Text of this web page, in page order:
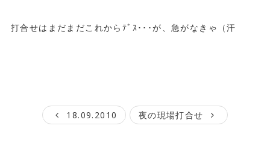
打合せはまだまだこれからﾃﾞｽ･･･が、急がなきゃ（汗
18.09.2010 夜の現場打合せ